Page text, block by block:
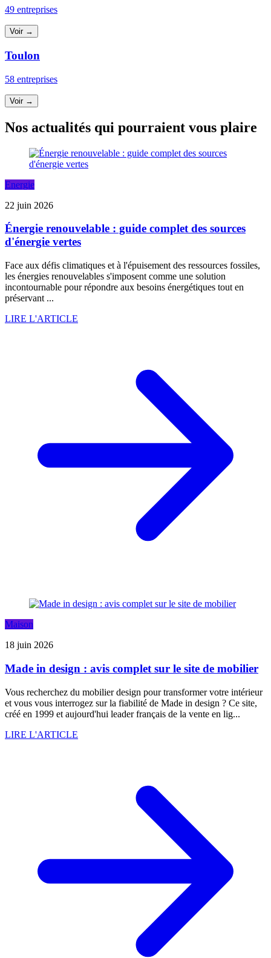
49 entreprises
Voir →
Toulon
58 entreprises
Voir →
Nos actualités qui pourraient vous plaire
Energie
22 juin 2026
Énergie renouvelable : guide complet des sources
d'énergie vertes
Face aux défis climatiques et à l'épuisement des ressources fossiles,
les énergies renouvelables s'imposent comme une solution
incontournable pour répondre aux besoins énergétiques tout en
préservant ...
LIRE L'ARTICLE
Maison
18 juin 2026
Made in design : avis complet sur le site de mobilier
Vous recherchez du mobilier design pour transformer votre intérieur
et vous vous interrogez sur la fiabilité de Made in design ? Ce site,
créé en 1999 et aujourd'hui leader français de la vente en lig...
LIRE L'ARTICLE